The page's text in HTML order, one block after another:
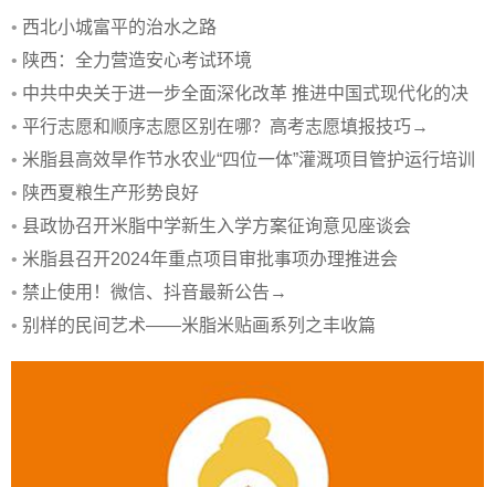
• 西北小城富平的治水之路
• 陕西：全力营造安心考试环境
• 中共中央关于进一步全面深化改革 推进中国式现代化的决
定
• 平行志愿和顺序志愿区别在哪？高考志愿填报技巧→
• 米脂县高效旱作节水农业“四位一体”灌溉项目管护运行培训
会举行
• 陕西夏粮生产形势良好
• 县政协召开米脂中学新生入学方案征询意见座谈会
• 米脂县召开2024年重点项目审批事项办理推进会
• 禁止使用！微信、抖音最新公告→
• 别样的民间艺术——米脂米贴画系列之丰收篇